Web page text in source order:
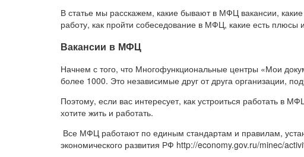
В статье мы расскажем, какие бывают в МФЦ вакансии,
работу, как пройти собеседование в МФЦ, какие есть
Вакансии в МФЦ
Начнем с того, что Многофункциональные центры «Мои
более 1000. Это независимые друг от друга организации,
Поэтому, если вас интересует, как устроиться работать в
хотите жить и работать.
Все МФЦ работают по единым стандартам и правилам,
экономического развития РФ http://economy.gov.ru/minec/